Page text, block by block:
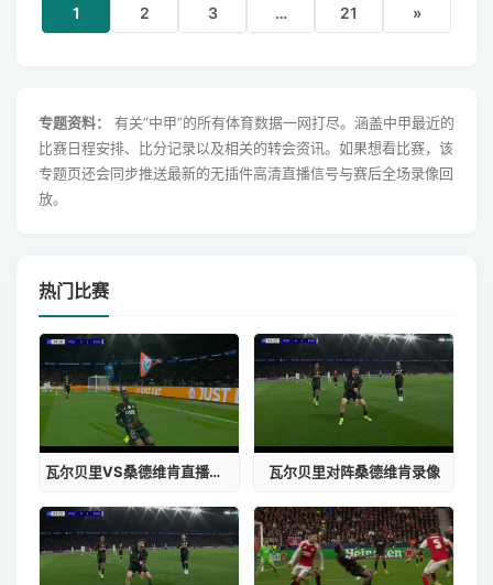
1 2 3 … 21 »
专题资料：
有关“中甲”的所有体育数据一网打尽。涵盖中甲最近的
比赛日程安排、比分记录以及相关的转会资讯。如果想看比赛，该
专题页还会同步推送最新的无插件高清直播信号与赛后全场录像回
放。
热门比赛
瓦尔贝里VS桑德维肯直播在线观看 瓦尔贝里对阵桑德维肯录像